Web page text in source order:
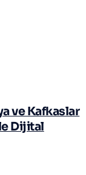
ve Kafkaslar
Dijital